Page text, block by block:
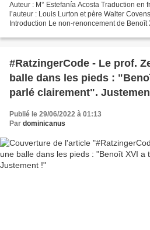
Auteur : M° Estefanía Acosta Traduction en
l’auteur : Louis Lurton et père Walter
Introduction Le non-renoncement de Benoît
#RatzingerCode - Le prof.
balle dans les pieds :
parlé clairement".
Publié le 29/06/2022 à 01:13
Par dominicanus